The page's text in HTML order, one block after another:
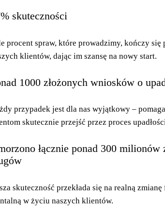
skuteczności
procent spraw, które prowadzimy, kończy się
klientów, dając im szansę na nowy start.
1000 złożonych wniosków o
przypadek jest dla nas wyjątkowy –
skutecznie przejść przez proces
łącznie ponad 300 milionów
skuteczność przekłada się na realną
w życiu naszych klientów.